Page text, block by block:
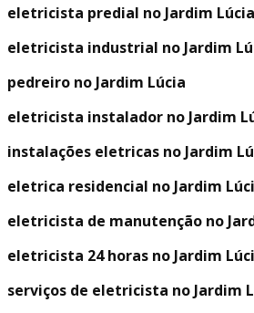
eletricista predial no Jardim
eletricista industrial no Jardim
pedreiro no Jardim Lúcia
eletricista instalador no Jardim
instalações eletricas no Jardim
eletrica residencial no Jardim
eletricista de manutenção no
eletricista 24 horas no Jardim
serviços de eletricista no Jardim